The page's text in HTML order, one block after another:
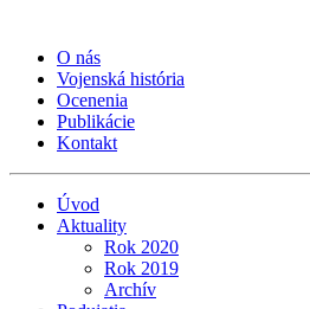
O nás
Vojenská história
Ocenenia
Publikácie
Kontakt
Úvod
Aktuality
Rok 2020
Rok 2019
Archív